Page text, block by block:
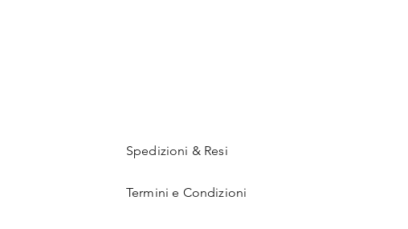
Spedizioni & Resi
Termini e Condizioni